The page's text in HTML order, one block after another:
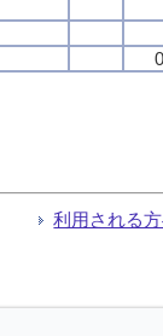
利用される